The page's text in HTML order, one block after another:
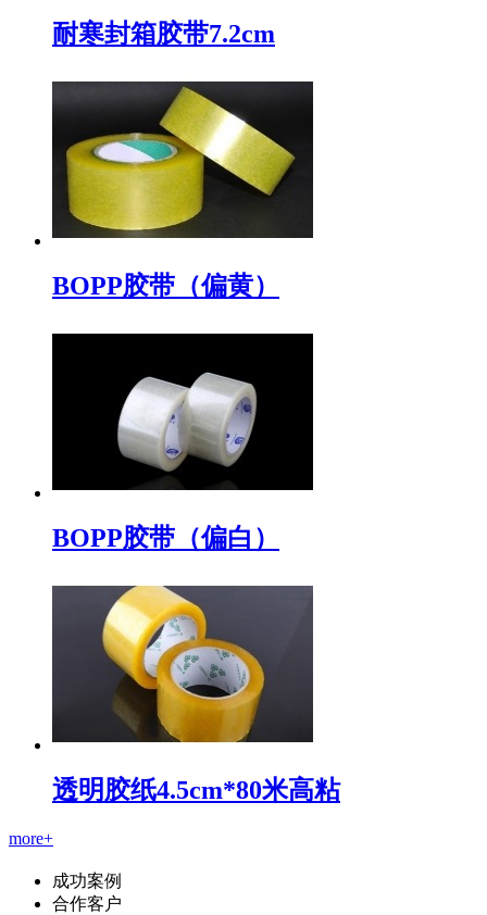
耐寒封箱胶带7.2cm
BOPP胶带（偏黄）
BOPP胶带（偏白）
透明胶纸4.5cm*80米高粘
more+
成功案例
合作客户